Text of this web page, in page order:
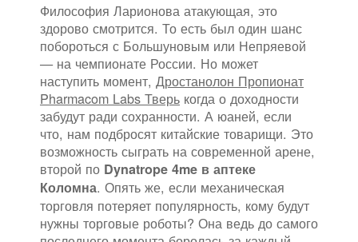
Философия Ларионова атакующая, это
здорово смотрится. То есть был один шанс
побороться с Большуновым или Непряевой
— на чемпионате России. Но может
наступить момент, Дростанолон Пропионат
Pharmacom Labs Тверь когда о доходности
забудут ради сохранности. А юаней, если
что, нам подбросят китайские товарищи. Это
возможность сыграть на современной арене,
второй по Dynatrope 4me в аптеке
Коломна. Опять же, если механическая
торговля потеряет популярность, кому будут
нужны торговые роботы? Она ведь до самого